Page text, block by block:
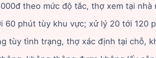
theo mức độ tắc, thợ xem tại nhà
60 phút tùy khu vực; xử lý 20 tới 120
tùy tình trạng, thợ xác định tại chỗ,